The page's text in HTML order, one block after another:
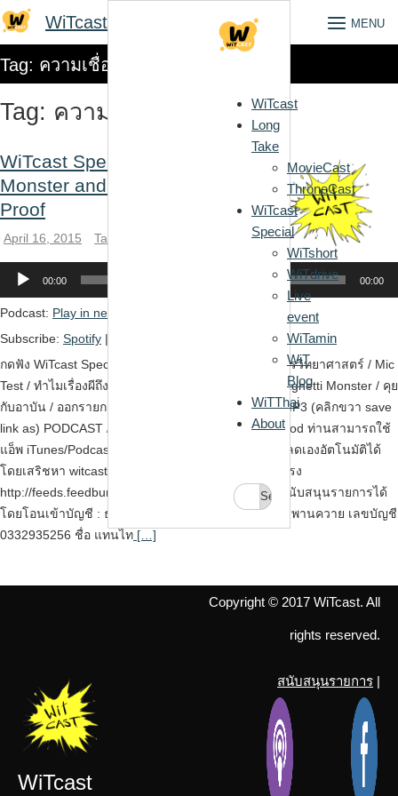
Skip
to
WiTcast MENU
WiTcast
Long
Take
MovieCast
ThroneCast
WiTcast
Special
WiTshort
WiTdrive
Live
event
WiTamin
WiT
Blog
WiTThai
About
Search
for:
Tag: ความเชื่อ
Tag: ความเชื่อ
WiTcast Special – Spaghetti
Monster and the Burden of
Proof
April 16, 2015 Tanthai
Player
00:00 00:00
Podcast: Play in new window
Subscribe: Spotify |
กดฟัง WiTcast Special – ตอนความนอยด์ของนักสื่อสารวิทยาศาสตร์ / Mic
Test / ทำไมเรื่องผีถึงไม่น่าเชื่อ / Burden of Proof / Spaghetti Monster / คุย
กับอาบัน / ออกรายการ ม.เมาท์คึกคัก download ไฟล์ MP3 (คลิกขวา save
link as) PODCAST / iTUNES สำหรับผู้ที่ใช้ iPhone, ipod ท่านสามารถใช้
แอ็พ iTunes/Podcasts สมัครเป็นสมาชิกรายการให้โหลดเองอัตโนมัติได้
โดยเสริชหา witcast หรือ subscribe ผ่าน feed นี้โดยตรง
http://feeds.feedburner.com/witcast ร่วมบริจาคเงินสนับสนุนรายการได้
โดยโอนเข้าบัญชี : ธนาคารไทยพาณิชย์ สาขาบิ๊กซี สะพานควาย เลขบัญชี
0332935256 ชื่อ แทนไท […]
WiTcast
Copyright © 2017 WiTcast. All
rights reserved.
สนับสนุนรายการ |